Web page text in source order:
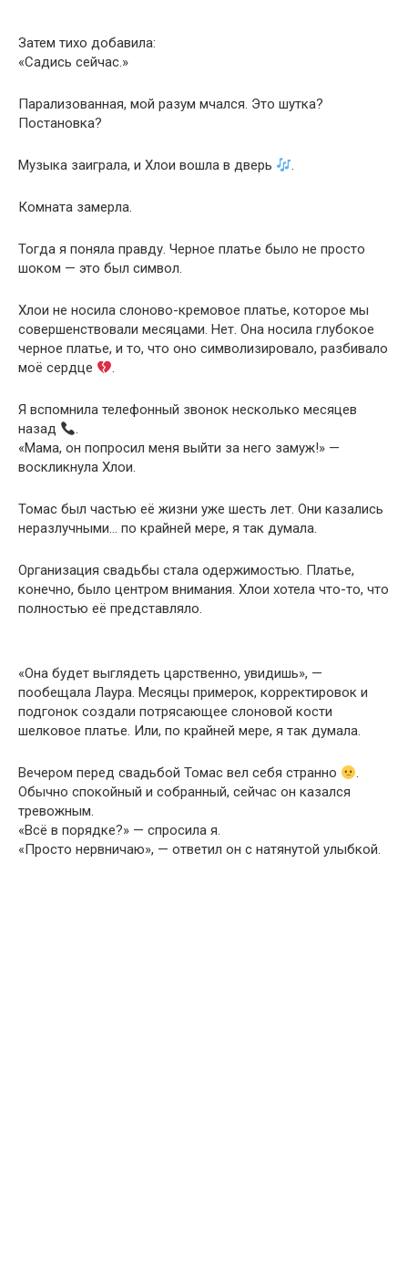
Затем тихо добавила:
«Садись сейчас.»
Парализованная, мой разум мчался. Это шутка?
Постановка?
Музыка заиграла, и Хлои вошла в дверь .
Комната замерла.
Тогда я поняла правду. Черное платье было не просто
шоком — это был символ.
Хлои не носила слоново-кремовое платье, которое мы
совершенствовали месяцами. Нет. Она носила глубокое
черное платье, и то, что оно символизировало, разбивало
моё сердце
.
Я вспомнила телефонный звонок несколько месяцев
назад
.
«Мама, он попросил меня выйти за него замуж!» —
воскликнула Хлои.
Томас был частью её жизни уже шесть лет. Они казались
неразлучными… по крайней мере, я так думала.
Организация свадьбы стала одержимостью. Платье,
конечно, было центром внимания. Хлои хотела что-то, что
полностью её представляло.
«Она будет выглядеть царственно, увидишь», —
пообещала Лаура. Месяцы примерок, корректировок и
подгонок создали потрясающее слоновой кости
шелковое платье. Или, по крайней мере, я так думала.
Вечером перед свадьбой Томас вел себя странно
.
Обычно спокойный и собранный, сейчас он казался
тревожным.
«Всё в порядке?» — спросила я.
«Просто нервничаю», — ответил он с натянутой улыбкой.